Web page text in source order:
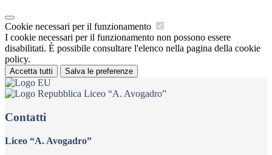
Cookie necessari per il funzionamento
I cookie necessari per il funzionamento non possono essere
disabilitati. È possibile consultare l'elenco nella pagina della cookie
policy.
Accetta tutti Salva le preferenze
Liceo “A. Avogadro”
Contatti
Liceo “A. Avogadro”